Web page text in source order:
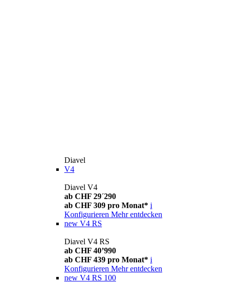
Diavel
V4
Diavel V4
ab CHF 29´290
ab CHF 309 pro Monat* i
Konfigurieren Mehr entdecken
new V4 RS
Diavel V4 RS
ab CHF 40’990
ab CHF 439 pro Monat* i
Konfigurieren Mehr entdecken
new V4 RS 100